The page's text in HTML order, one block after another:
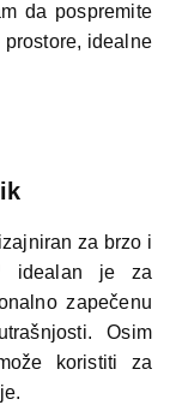
da pospremite
idealne
za brzo i
idealan je za
zapečenu
Osim
koristiti za